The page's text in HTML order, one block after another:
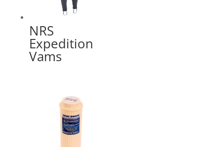
NRS
Expedition
Vams